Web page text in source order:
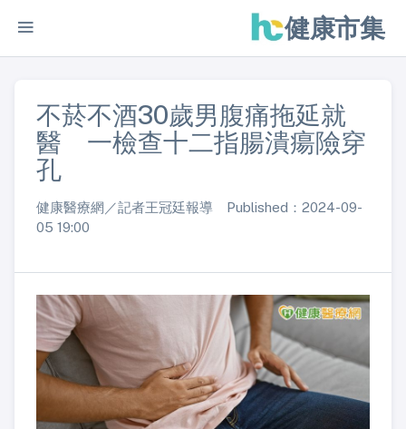
健康市集
不菸不酒30歲男腹痛拖延就
醫 一檢查十二指腸潰瘍險穿
孔
健康醫療網／記者王冠廷報導 Published：2024-09-
05 19:00